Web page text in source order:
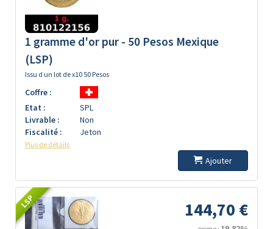
1 gramme d'or pur - 50 Pesos Mexique
(LSP)
Issu d un lot de x10 50 Pesos
Coffre :
Etat :
SPL
Livrable :
Non
Fiscalité :
Jeton
Plus de détails
Ajouter
LSP 144,70 €